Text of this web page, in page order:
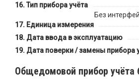
Тип прибора учёта
Без
Единица измерения
Дата ввода в эксплуатацию
Дата поверки / замены прибора
Общедомовой прибор учёта